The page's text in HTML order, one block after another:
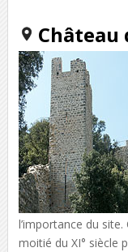
Château
l’importance du
moitié du XI° siècle